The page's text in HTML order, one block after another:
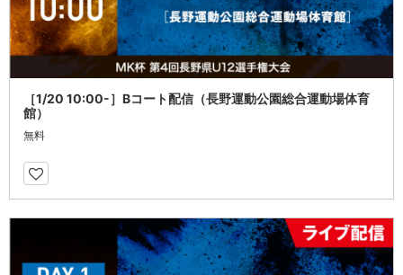
［1/20 10:00-］Bコート配信（長野運動公園総合運動場体育
館）
無料